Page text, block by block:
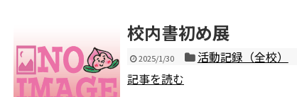
校内書初め展
2025/1/30
活動記録（全校）
記事を読む